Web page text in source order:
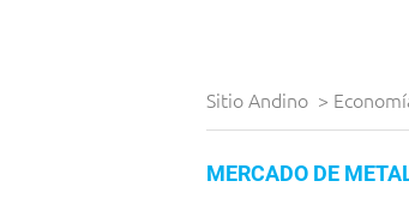
Sitio Andino >
MERCADO DE